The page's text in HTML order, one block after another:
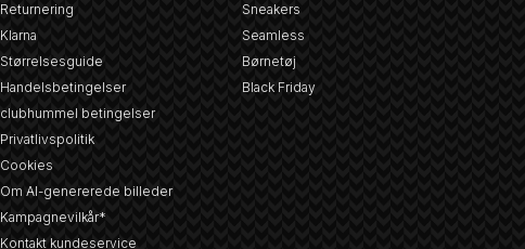
Returnering
Klarna
Størrelsesguide
Handelsbetingelser
clubhummel betingelser
Privatlivspolitik
Cookies
Om AI-genererede billeder
Kampagnevilkår*
Kontakt kundeservice
Sneakers
Seamless
Børnetøj
Black Friday